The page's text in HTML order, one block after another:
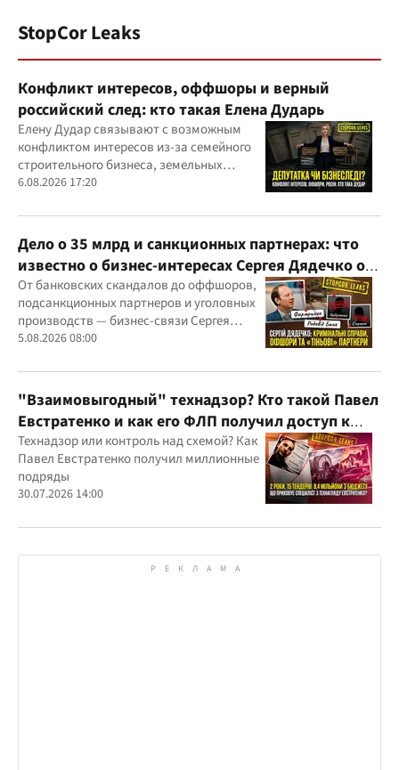
StopCor Leaks
Конфликт интересов, оффшоры и верный
российский след: кто такая Елена Дударь
Елену Дудар связывают с возможным
конфликтом интересов из-за семейного
строительного бизнеса, земельных
скандалов, судебных дел
6.08.2026 17:20
Дело о 35 млрд и санкционных партнерах: что
известно о бизнес-интересах Сергея Дядечко от
"Родовид Банка" до "ФАРМАСЕЛ"
От банковских скандалов до оффшоров,
подсанкционных партнеров и уголовных
производств — бизнес-связи Сергея
Дядечко до сих пор простираются через
юрисдикций
5.08.2026 08:00
"Взаимовыгодный" технадзор? Кто такой Павел
Евстратенко и как его ФЛП получил доступ к
бюджетным миллионам?
Технадзор или контроль над схемой? Как
Павел Евстратенко получил миллионные
подряды
30.07.2026 14:00